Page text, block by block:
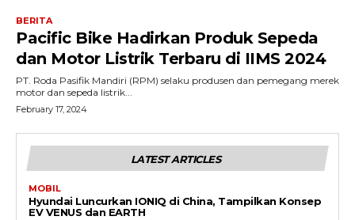
BERITA
Pacific Bike Hadirkan Produk Sepeda
dan Motor Listrik Terbaru di IIMS 2024
PT. Roda Pasifik Mandiri (RPM) selaku produsen dan pemegang merek
motor dan sepeda listrik...
February 17, 2024
LATEST ARTICLES
MOBIL
Hyundai Luncurkan IONIQ di China, Tampilkan Konsep
EV VENUS dan EARTH